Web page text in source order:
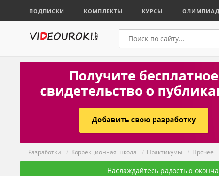
ПОДПИСКИ КОМПЛЕКТЫ КУРСЫ
Разработки / Коррекционная школа / Практикумы / Прочее
Наслаждайтесь радостью